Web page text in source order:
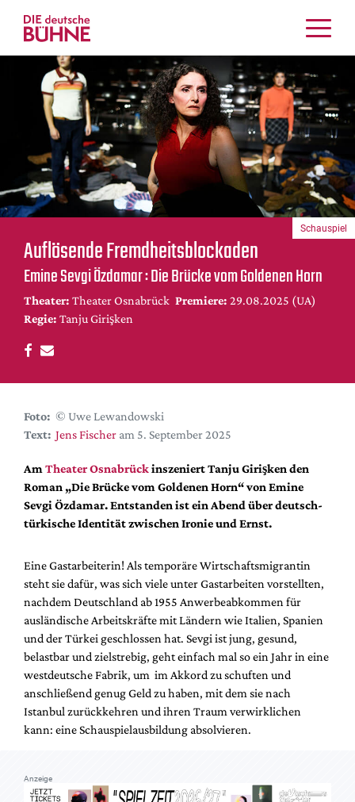
Kritiken
Schauspiel
Musiktheater
Tanz
Crossover
Bühnenwelt
Festivals & Veranstaltungen
Menschen & Theater
Themen
Internationales
Nachrufe
DdB-map
Premierensuche
Festival-Planer
Hefte
Alle Hefte
Leseproben
Podcast
Service
Shop / Abo
Newsletter
Redaktion
Autor:innen
Partner
Mediadaten
Auflösende Fremdheitsblockaden
Emine Sevgi Özdamar : Die Brücke vom Goldenen Horn
Theater: Theater Osnabrück Premiere: 29.08.2025 (UA)
Regie: Tanju Girişken
Schauspiel
Foto: © Uwe Lewandowski
Text: Jens Fischer am 5. September 2025
Am Theater Osnabrückinszeniert Tanju Girişken den
Roman „Die Brücke vom Goldenen Horn“ von Emine
Sevgi Özdamar. Entstanden ist ein Abend über deutsch-
türkische Identität zwischen Ironie und Ernst.
Eine Gastarbeiterin! Als temporäre Wirtschaftsmigrantin
steht sie dafür, was sich viele unter Gastarbeiten vorstellten,
nachdem Deutschland ab 1955 Anwerbeabkommen für
ausländische Arbeitskräfte mit Ländern wie Italien, Spanien
und der Türkei geschlossen hat. Sevgi ist jung, gesund,
belastbar und zielstrebig, geht einfach mal so ein Jahr in eine
westdeutsche Fabrik, um im Akkord zu schuften und
anschließend genug Geld zu haben, mit dem sie nach
Istanbul zurückkehren und ihren Traum verwirklichen
kann: eine Schauspielausbildung absolvieren.
Anzeige